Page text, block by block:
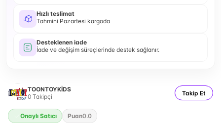
Hızlı teslimat
Tahmini Pazartesi kargoda
Desteklenen iade
İade ve değişim süreçlerinde destek sağlanır.
TOONTOYKİDS
0 Takipçi Takip Et
Onaylı Satıcı Puan0.0